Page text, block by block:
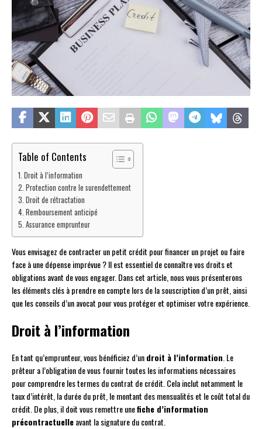
Table of Contents
Droit à l’information
Protection contre le surendettement
Droit de rétractation
Remboursement anticipé
Assurance emprunteur
Vous envisagez de contracter un petit crédit pour financer un projet ou faire
face à une dépense imprévue ? Il est essentiel de connaître vos droits et
obligations avant de vous engager. Dans cet article, nous vous présenterons
les éléments clés à prendre en compte lors de la souscription d’un prêt, ainsi
que les conseils d’un avocat pour vous protéger et optimiser votre expérience.
Droit à l’information
En tant qu’emprunteur, vous bénéficiez d’undroit à l’information . Le
prêteur a l’obligation de vous fournir toutes les informations nécessaires
pour comprendre les termes du contrat de crédit. Cela inclut notamment le
taux d’intérêt, la durée du prêt, le montant des mensualités et le coût total du
crédit. De plus, il doit vous remettre unefiche d’information
précontractuelleavant la signature du contrat.